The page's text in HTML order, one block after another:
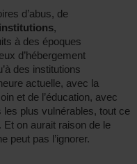
d’abus, de
,
à des époques
d’hébergement
des institutions
actuelle, avec la
et de l’éducation, avec
les plus vulnérables, tout ce
on aurait raison de le
peut pas l’ignorer.